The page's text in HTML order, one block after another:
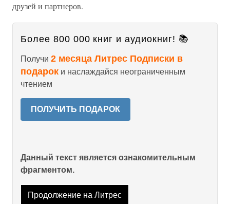
друзей и партнеров.
Более 800 000 книг и аудиокниг! 📚
Получи 2 месяца Литрес Подписки в
подарок и наслаждайся неограниченным
чтением
ПОЛУЧИТЬ ПОДАРОК
Данный текст является ознакомительным
фрагментом.
Продолжение на Литрес